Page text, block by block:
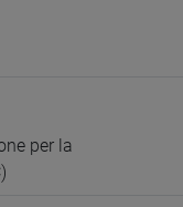
per la